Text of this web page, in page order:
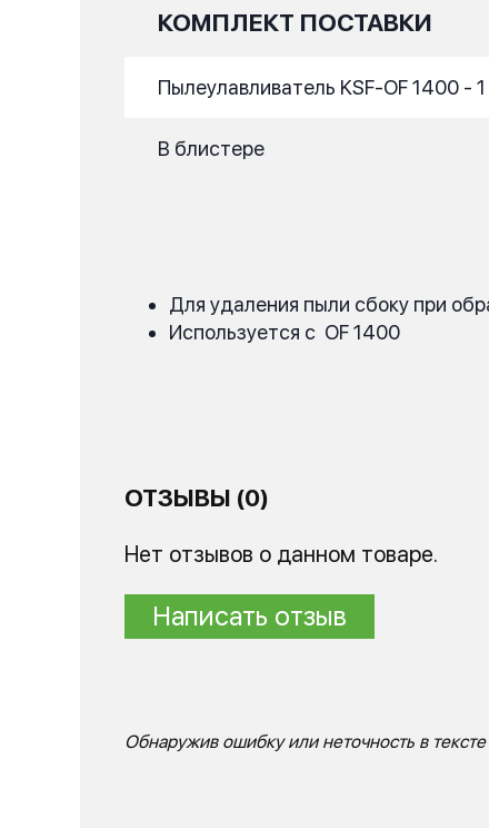
КОМПЛЕКТ ПОСТАВКИ
Пылеулавливатель KSF-OF 1400 -
В блистере
Для удаления пыли сбоку при
Используется с OF 1400
ОТЗЫВЫ (0)
Нет отзывов о данном товаре.
Написать отзыв
Обнаружив ошибку или неточность в